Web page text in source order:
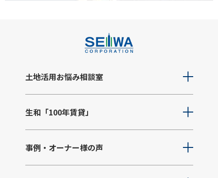
土地活用お悩み相談室
生和「100年賃貸」
事例・オーナー様の声